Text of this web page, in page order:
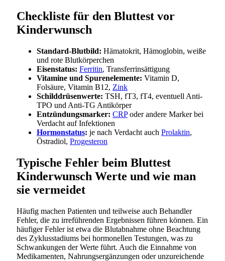
Checkliste für den Bluttest vor
Kinderwunsch
Standard-Blutbild: Hämatokrit, Hämoglobin, weiße
und rote Blutkörperchen
Eisenstatus: Ferritin, Transferrinsättigung
Vitamine und Spurenelemente: Vitamin D,
Folsäure, Vitamin B12, Zink
Schilddrüsenwerte: TSH, fT3, fT4, eventuell Anti-
TPO und Anti-TG Antikörper
Entzündungsmarker: CRPoder andere Marker bei
Verdacht auf Infektionen
Hormonstatus: je nach Verdacht auch Prolaktin,
Östradiol, Progesteron
Typische Fehler beim Bluttest
Kinderwunsch Werte und wie man
sie vermeidet
Häufig machen Patienten und teilweise auch Behandler
Fehler, die zu irreführenden Ergebnissen führen können. Ein
häufiger Fehler ist etwa die Blutabnahme ohne Beachtung
des Zyklusstadiums bei hormonellen Testungen, was zu
Schwankungen der Werte führt. Auch die Einnahme von
Medikamenten, Nahrungsergänzungen oder unzureichende